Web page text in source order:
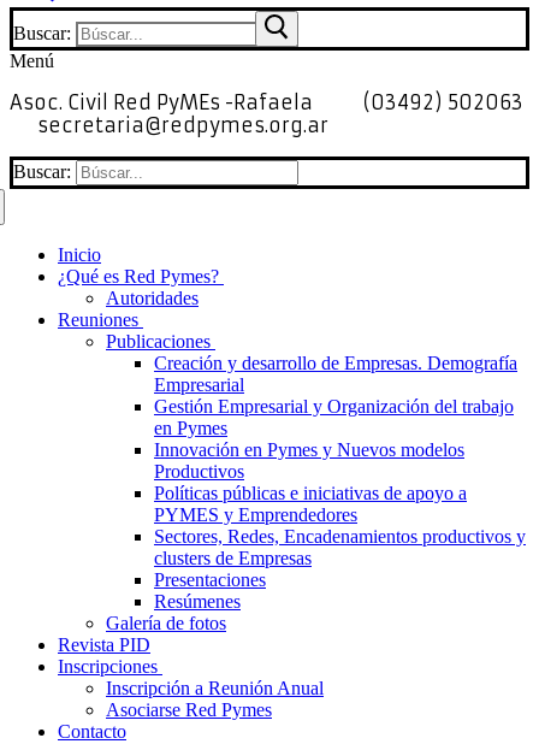
Buscar:
Menú
Asoc. Civil Red PyMEs -Rafaela
(03492) 502063
secretaria@redpymes.org.ar
Buscar:
Inicio
¿Qué es Red Pymes?
Autoridades
Reuniones
Publicaciones
Creación y desarrollo de Empresas. Demografía
Empresarial
Gestión Empresarial y Organización del trabajo
en Pymes
Innovación en Pymes y Nuevos modelos
Productivos
Políticas públicas e iniciativas de apoyo a
PYMES y Emprendedores
Sectores, Redes, Encadenamientos productivos y
clusters de Empresas
Presentaciones
Resúmenes
Galería de fotos
Revista PID
Inscripciones
Inscripción a Reunión Anual
Asociarse Red Pymes
Contacto